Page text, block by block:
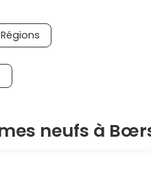
Régions
neufs à